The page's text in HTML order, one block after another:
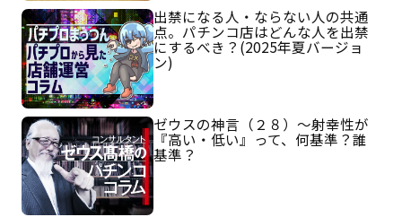
出禁になる人・ならない人の共通
点。パチンコ店はどんな人を出禁
にするべき？(2025年夏バージョ
ン)
ゼウスの神言（２８）～射幸性が
『高い・低い』って、何基準？誰
基準？